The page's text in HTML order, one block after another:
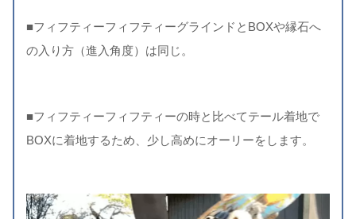
■フィフティーフィフティーグラインドとBOXや縁石へ
の入り方（進入角度）は同じ。
■フィフティーフィフティーの時と比べてテール着地で
BOXに着地するため、少し高めにオーリーをします。